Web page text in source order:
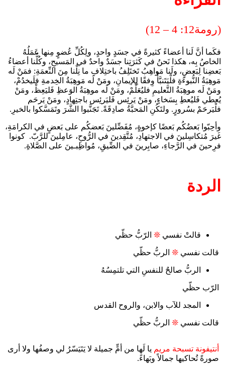
(رومة12: 4 – 12)
فكَما أنَّ لَنا أعضاءً كثيرةً في جسَدٍ واحدٍ، ولِكُلِّ عُضوٍ مِنها عَمَلُهُ
الخاصُ بِه، هكذا نَحنُ في كَثرَتِنا جسَدٌ واحدٌ في المَسيحِ، وكُلُّنا أعضاءُ
بَعضِنا لِبَعضٍ، ولَنا مَواهِبُ تَختَلِفُ باختِلافِ ما نِلْنا مِنَ النِّعمَةِ: فمَنْ لَه
مَوهِبَةُ النُّبوءَةِ فلْيَتَنبَّأْ وِفقًا لِلإيمانِ، ومَنْ لَه مَوهِبَةُ الخِدمةِ فلَيخدُمْ،
ومَنْ لَه موهِبَةُ التَّعليمِ فليُعَلِّمْ، ومَنْ لَه موهِبَةُ الوَعظِ فَليَعِظْ، ومَنْ
يُعطي فَليُعطِ بِسَخاءٍ، ومَنْ يَرئِس فَليَرئِس باجتِهادٍ، ومَنْ يَرحَم
فلْيَرحَمْ بسُرورٍ. ولتَكُنِ المَحبَّةُ صادِقَةً. تَجَنَّبوا الشَّرَ وتَمَسَّكوا بالخيرِ.
وأحِبّوا بَعضُكُم بَعضًا كإخوةٍ، مُفَضِّلينَ بَعضكُم على بَعضٍ في الكرامَةِ،
غَيرَ مُتكاسِلينَ في الاجتهادِ، مُتَّقِدينَ في الرُّوحِ، عامِلينَ للرَّبّ. كونوا
فرِحينَ في الرَّجاءِ، صابِرينَ في الضِّيقِ، مُواظِبـينَ على الصَّلاةِ.
الردة
قالتْ نفسي ❊ الرّبُّ حظّي
قالت نفسي ❊ الربُّ حظّي
الربُّ صالحٌ للنفسِ التي تلتمِسُهُ
الرّب حظّي
المجد للآب والابن، والروح القدس
قالت نفسي ❊ الربُّ حظّي
أنتيفونة تسبحة مريم يا لَها من أمٍّ جميلة لا يَتَيَسّرُ لي وصفُها ولا أرى
صورةً تُحاكيها جمالاً وبَهاءً.